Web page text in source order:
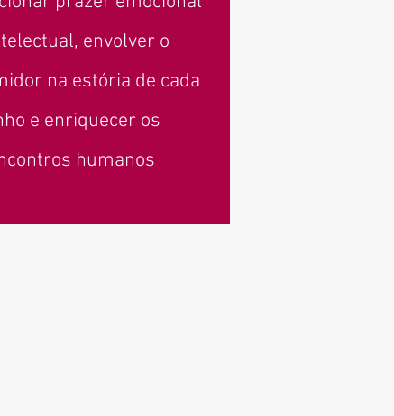
envolver o
na estória de cada
e enriquecer os
humanos